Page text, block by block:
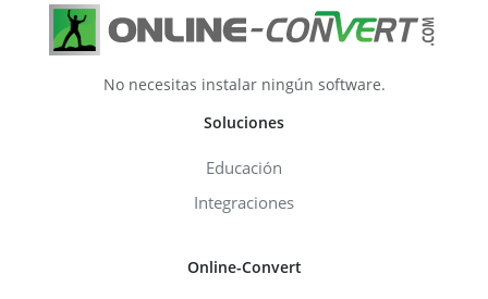
No necesitas instalar ningún software.
Soluciones
Educación
Integraciones
Online-Convert